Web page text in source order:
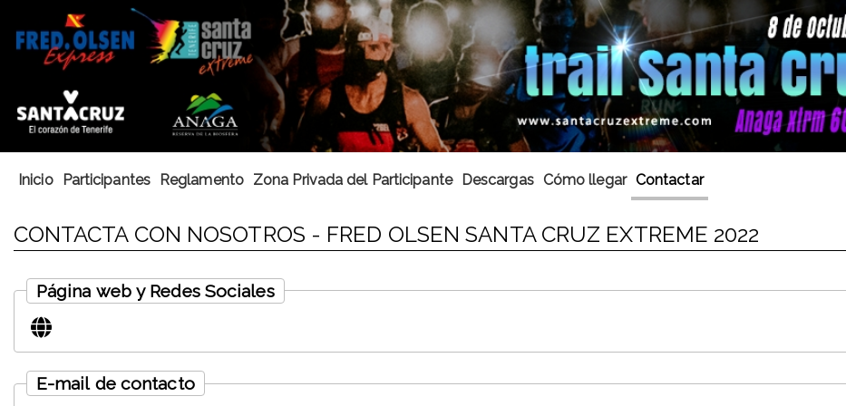
Inicio Participantes Reglamento Zona Privada del Participante Descargas Cómo llegar Contactar
CONTACTA CON NOSOTROS - FRED OLSEN SANTA CRUZ EXTREME 2022
Página web y Redes Sociales
E-mail de contacto